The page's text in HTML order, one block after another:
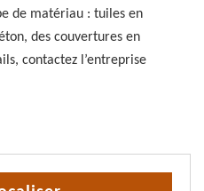
de matériau : tuiles en
des couvertures en
contactez l’entreprise